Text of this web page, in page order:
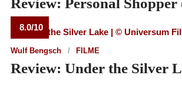
Review: Personal
8.0/10
Wulf Bengsch FILME
Review: Under the Silver